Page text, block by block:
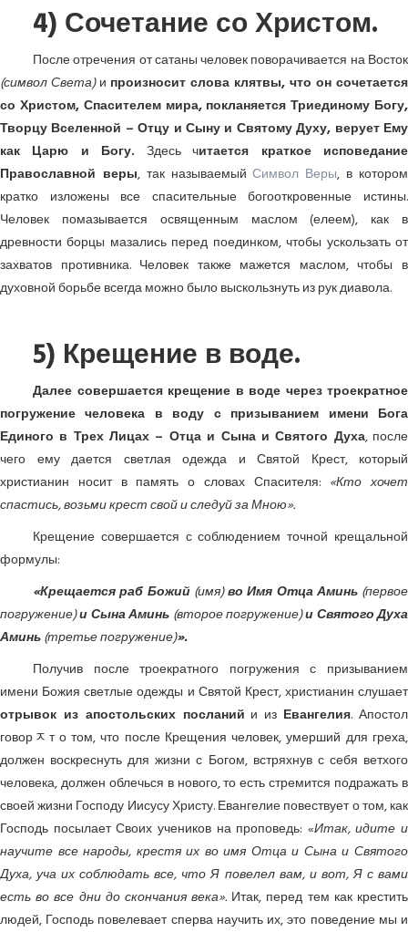
4) Сочетание со Христом.
После отречения от сатаны человек поворачивается на Восток
(символ Света)и произносит слова клятвы, что он сочетается
со Христом, Спасителем мира, покланяется Триединому Богу,
Творцу Вселенной – Отцу и Сыну и Святому Духу, верует Ему
как Царю и Богу.Здесь читается краткое исповедание
Православной веры, так называемыйСимвол Веры, в котором
кратко изложены все спасительные богооткровенные истины.
Человек помазывается освященным маслом (елеем), как в
древности борцы мазались перед поединком, чтобы ускользать от
захватов противника. Человек также мажется маслом, чтобы в
духовной борьбе всегда можно было выскользнуть из рук диавола.
5) Крещение в воде.
Далее совершается крещение в воде через троекратное
погружение человека в воду с призыванием имени Бога
Единого в Трех Лицах – Отца и Сына и Святого Духа, после
чего ему дается светлая одежда и Святой Крест, который
христианин носит в память о словах Спасителя: «Кто хочет
спастись, возьми крест свой и следуй за Мною».
Крещение совершается с соблюдением точной крещальной
формулы:
«Крещается раб Божий(имя)во Имя Отца Аминь (первое
погружение)и Сына Аминь (второе погружение)и Святого Духа
Аминь(третье погружение)».
Получив после троекратного погружения с призыванием
имени Божия светлые одежды и Святой Крест, христианин слушает
отрывок из апостольских посланий и из Евангелия. Апостол
говорﾸт о том, что после Крещения человек, умерший для греха,
должен воскреснуть для жизни с Богом, встряхнув с себя ветхого
человека, должен облечься в нового, то есть стремится подражать в
своей жизни Господу Иисусу Христу. Евангелие повествует о том, как
Господь посылает Своих учеников на проповедь: «Итак, идите и
научите все народы, крестя их во имя Отца и Сына и Святого
Духа, уча их соблюдать все, что Я повелел вам, и вот, Я с вами
есть во все дни до скончания века». Итак, перед тем как крестить
людей, Господь повелевает сперва научить их, это поведение мы и